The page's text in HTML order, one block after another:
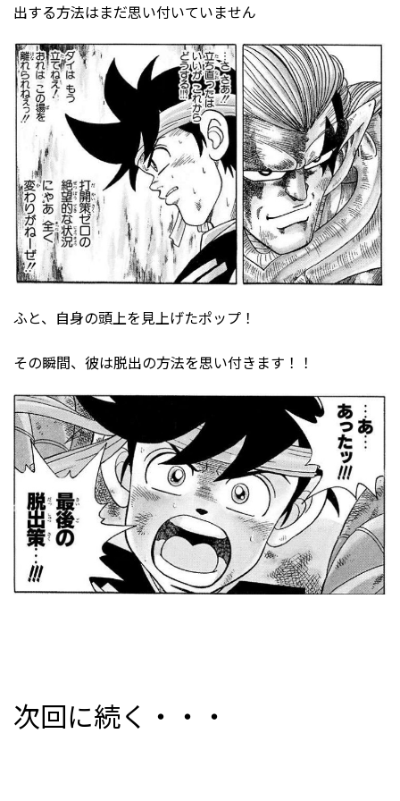
出する方法はまだ思い付いていません
ふと、自身の頭上を見上げたポップ！
その瞬間、彼は脱出の方法を思い付きます！！
次回に続く・・・